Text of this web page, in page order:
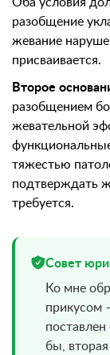
Оба условия
разобщение
жевание
присваивается.
Второе
разобщением
жевательной
тяжестью
подтверждать
требуется.
Совет
Ко мне
прикусом
бы,